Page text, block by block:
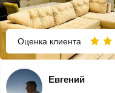
Оценка клиента
Евгений